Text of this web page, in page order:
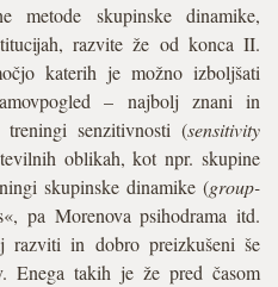
metode skupinske dinamike,
razvite že od konca II.
katerih je možno izboljšati
– najbolj znani in
senzitivnosti (sensitivity
oblikah, kot npr. skupine
skupinske dinamike (group-
pa Morenova psihodrama itd.
razviti in dobro preizkušeni še
Enega takih je že pred časom